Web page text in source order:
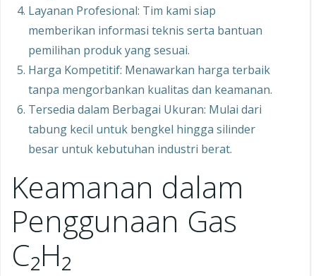
Layanan Profesional: Tim kami siap
memberikan informasi teknis serta bantuan
pemilihan produk yang sesuai.
Harga Kompetitif: Menawarkan harga terbaik
tanpa mengorbankan kualitas dan keamanan.
Tersedia dalam Berbagai Ukuran: Mulai dari
tabung kecil untuk bengkel hingga silinder
besar untuk kebutuhan industri berat.
Keamanan dalam
Penggunaan Gas
C₂H₂